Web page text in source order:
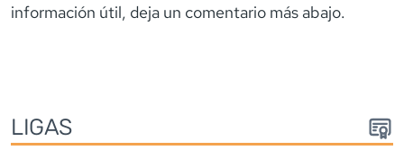
información útil, deja un comentario más abajo.
LIGAS